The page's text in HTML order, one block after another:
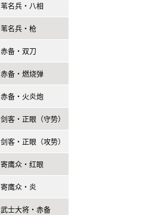
苇名兵・八相
苇名兵・枪
赤备・双刀
赤备・燃烧弹
赤备・火炎炮
剑客・正眼（守势）
剑客・正眼（攻势）
寄鹰众・红眼
寄鹰众・炎
武士大将・赤备